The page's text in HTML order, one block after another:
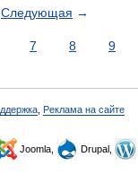
Следующая →
7 8 9
Реклама на сайте
Joomla, Drupal,